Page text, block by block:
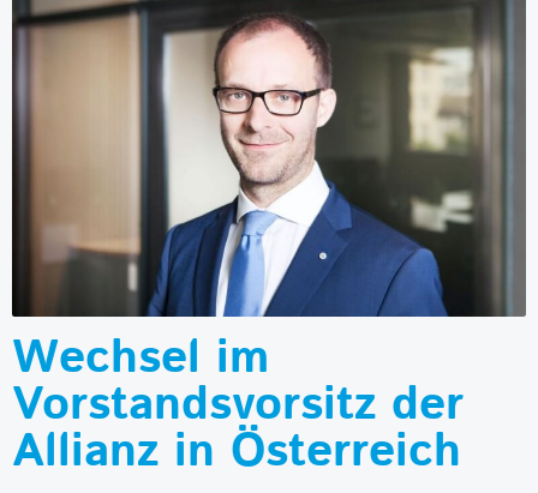
Wechsel im
Vorstandsvorsitz der
Allianz in Österreich